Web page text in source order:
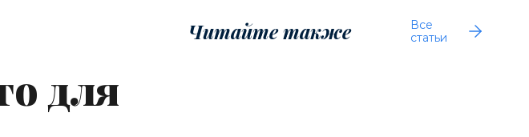
для
Читайте также
Все
статьи